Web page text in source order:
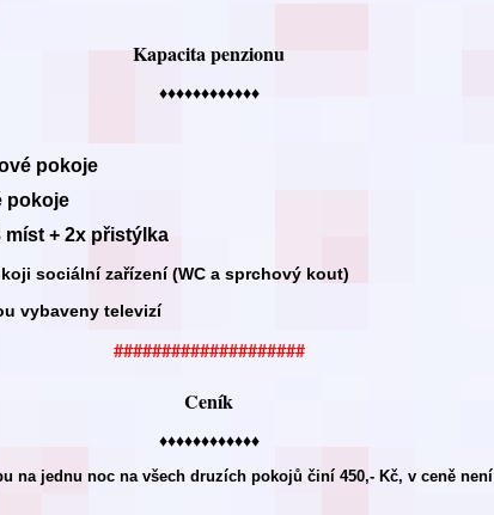
Kapacita penzionu
♦♦♦♦♦♦♦♦♦♦♦♦
pokoje
pokoje
míst + 2x přistýlka
sociální zařízení (WC a sprchový kout)
vybaveny televizí
####################
Ceník
♦♦♦♦♦♦♦♦♦♦♦♦
na jednu noc na všech druzích pokojů činí 450,- Kč, v ceně není